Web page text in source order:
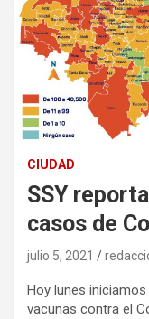
CIUDAD
SSY
casos de
julio 5, 2021
Hoy lunes
vacunas contra el